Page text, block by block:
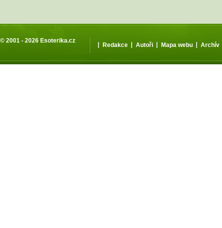
© 2001 - 2026 Esoterika.cz
| Redakce | Autoři | Mapa webu | Archív